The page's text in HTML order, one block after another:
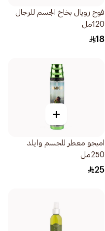
فوج رويال بخاخ الجسم للرجال
120مل
18
+
اميجو معطر للجسم وايلد
250مل
25